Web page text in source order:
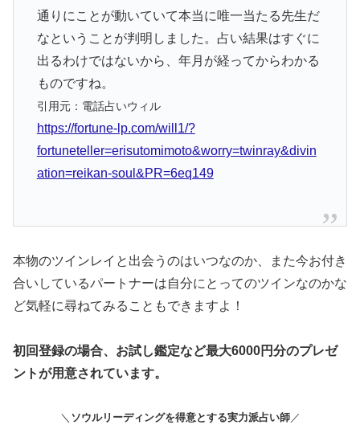
通りにことが動いていて本当に唯一当たる先生だ
なということが判明しました。占い結果はすぐに
出るわけではないから、年月が経ってからわかる
ものですね。
引用元：電話占いウィル
https://fortune-lp.com/will1/?
fortuneteller=erisutomimoto&worry=twinray&divin
ation=reikan-soul&PR=6eq149
本物のツインレイと出会うのはいつなのか、また今お付き
合いしているパートナーは自分にとってのツインなのかな
ど気軽に尋ねてみることもできますよ！
初回登録の場合、お試し鑑定など最大6000円分のプレゼ
ントが用意されています。
＼ ソウルリーディングを得意とする実力派占い師／